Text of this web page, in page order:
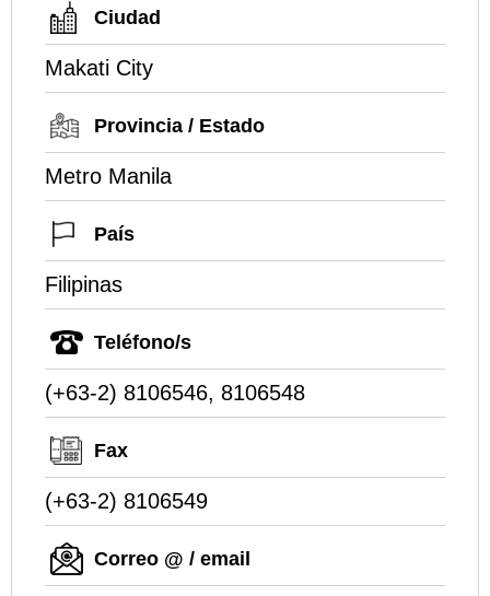
Ciudad
Makati City
Provincia / Estado
Metro Manila
País
Filipinas
Teléfono/s
(+63-2) 8106546, 8106548
Fax
(+63-2) 8106549
Correo @ / email